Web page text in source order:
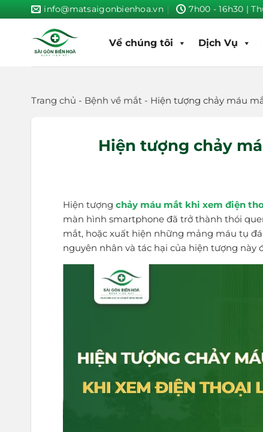
to
content
info@matsaigonbienhoa.vn 7h00 - 16h30 |
Về chúng tôi Dịch Vụ
Trang chủ - Bệnh về mắt - Hiện tượng chảy máu
Hiện tượng chảy
Hiện tượngchảy máu mắt khi xem điện
màn hình smartphone đã trở thành thói
mắt, hoặc xuất hiện những mảng máu tụ
nguyên nhân và tác hại của hiện tượng này